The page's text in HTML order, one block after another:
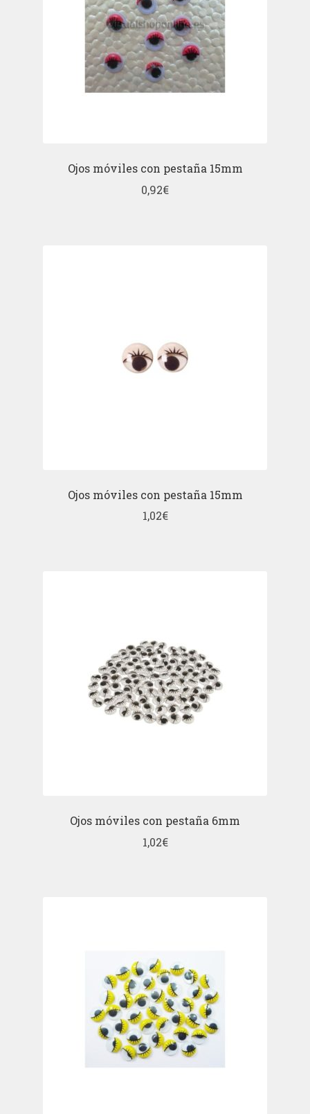
Ojos móviles con pestaña 15mm
0,92€
Ojos móviles con pestaña 15mm
1,02€
Ojos móviles con pestaña 6mm
1,02€